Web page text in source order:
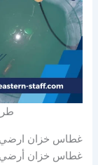
غطاس خزان ارضي
غطاس خزان أرضي